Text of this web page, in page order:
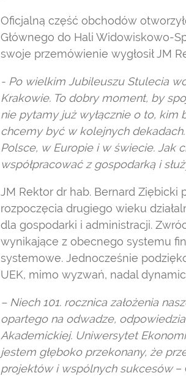
Oficjalną część obchodów
Głównego do Hali Widowiskowo-
swoje przemówienie wygłosił JM
- Po wielkim Jubileuszu Stulecia
Krakowie. To dobry moment, by
nie pytamy już wyłącznie o to, kim
chcemy być w kolejnych
Polsce, w Europie i w świecie. Jak
współpracować z gospodarką i
JM Rektor dr hab. Bernard Ziębicki
rozpoczęcia drugiego wieku
dla gospodarki i administracji.
wynikające z obecnego systemu
systemowe. Jednocześnie
UEK, mimo wyzwań, nadal
– Niech 101. rocznica założenia
opartego na odwadze,
Akademickiej. Uniwersytet
jestem głęboko przekonany, że
projektów i wspólnych sukcesów–